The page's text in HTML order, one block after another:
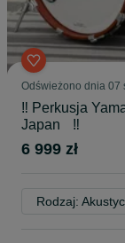
Odświeżono dnia 07
‼️ Perkusja
Japan ‼️
6 999 zł
Rodzaj: